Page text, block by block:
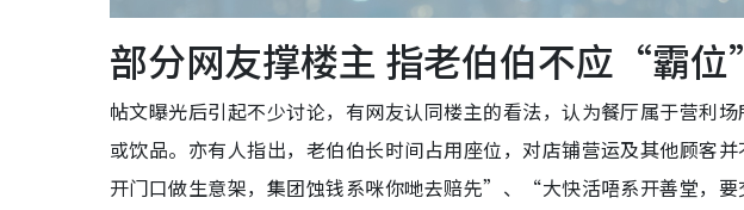
部分网友撑楼主 指老伯伯不应“霸位”
帖文曝光后引起不少讨论，有网友认同楼主的看法，认为餐厅属于营利
或饮品。亦有人指出，老伯伯长时间占用座位，对店铺营运及其他顾客
开门口做生意架，集团蚀钱系咪你哋去赔先”、“大快活唔系开善堂，